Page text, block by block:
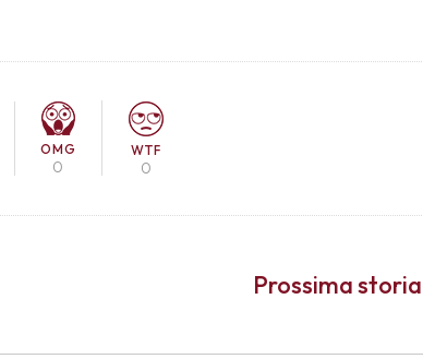
OMG
0
WTF
0
Prossima storia